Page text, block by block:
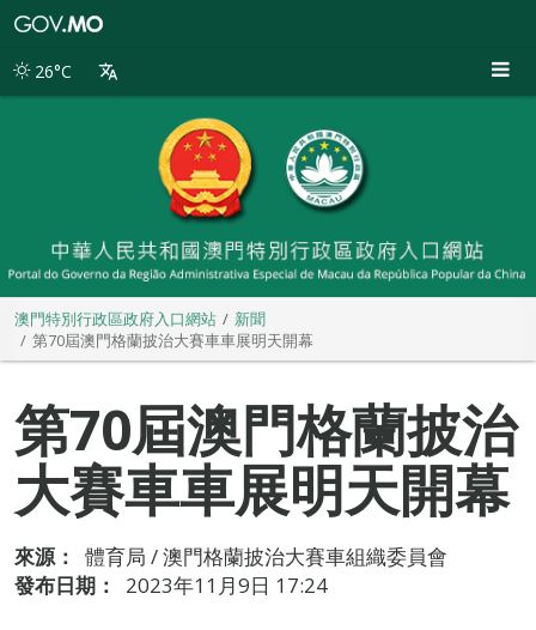
別
26°C
澳門特別行政區政府入口網站
新聞
第70屆澳門格蘭披治大賽車車展明天開幕
第70屆澳門格蘭披治
大賽車車展明天開幕
來源：
體育局 / 澳門格蘭披治大賽車組織委員會
發布日期：
2023年11月9日 17:24